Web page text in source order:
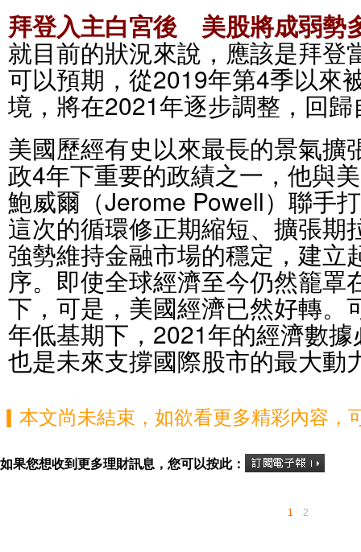
拜登入主白宮後 美股將成弱勢
就目前的狀況來說，應該是拜登
可以預期，從2019年第4季以來
境，將在2021年逐步調整，回
美國歷經有史以來最長的景氣擴
政4年下重要的政績之一，他與
鮑威爾（Jerome Powell）聯手
這次的循環修正期縮短、擴張期
強勢維持金融市場的穩定，建立
序。即使全球經濟至今仍然籠罩
下，可是，美國經濟已然好轉。
年低基期下，2021年的經濟數
也是未來支撐國際股市的最大動
▎本文尚未結束，如欲看更多精彩內容，
如果您想收到更多理財訊息，您可以按此：
1 2